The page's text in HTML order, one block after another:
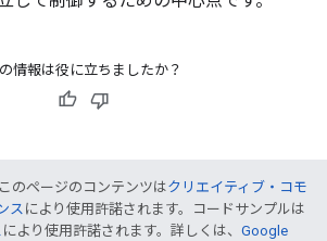
情報は役に立ちましたか？
のページのコンテンツはクリエイティブ・コモ
ス により使用許諾されます。コードサンプルは
により使用許諾されます。詳しくは、 Google